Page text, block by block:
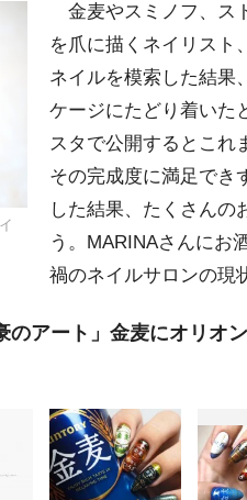
金麦やスミノフ、ス
を爪に描くネイリスト
ネイルを模索した結果
ケージにたどり着いた
スタで公開するとこれ
その完成度に満足でき
した結果、たくさんの
う。MARINAさんにお
禍のネイルサロンの現
のアート」金麦にオリオ